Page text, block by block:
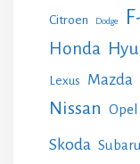
Citroen Dodge
Honda
Lexus Mazda
Nissan Opel
Skoda Subaru